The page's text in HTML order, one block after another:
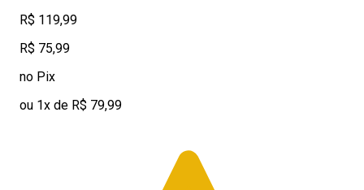
R$ 119,99
R$ 75,99
no Pix
ou 1x de R$ 79,99